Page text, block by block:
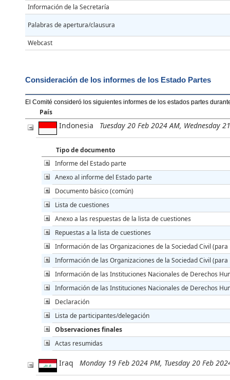
Información de la Secretaría
Palabras de apertura/clausura
Webcast
Consideración de los informes de los Estado Partes
El Comité consideró los siguientes informes de los estados partes
País
Indonesia Tuesday 20 Feb 2024 AM, Wednesday
Tipo de documento
Informe del Estado parte
Anexo al informe del Estado parte
Documento básico (común)
Lista de cuestiones
Anexo a las respuestas de la lista de cuestiones
Repuestas a la lista de cuestiones
Información de las Organizaciones de la Sociedad Civil (para
Información de las Organizaciones de la Sociedad Civil
Información de las Instituciones Nacionales de Derechos
Información de las Instituciones Nacionales de Derechos
Declaración
Lista de participantes/delegación
Observaciones finales
Actas resumidas
Iraq Monday 19 Feb 2024 PM, Tuesday 20 Feb